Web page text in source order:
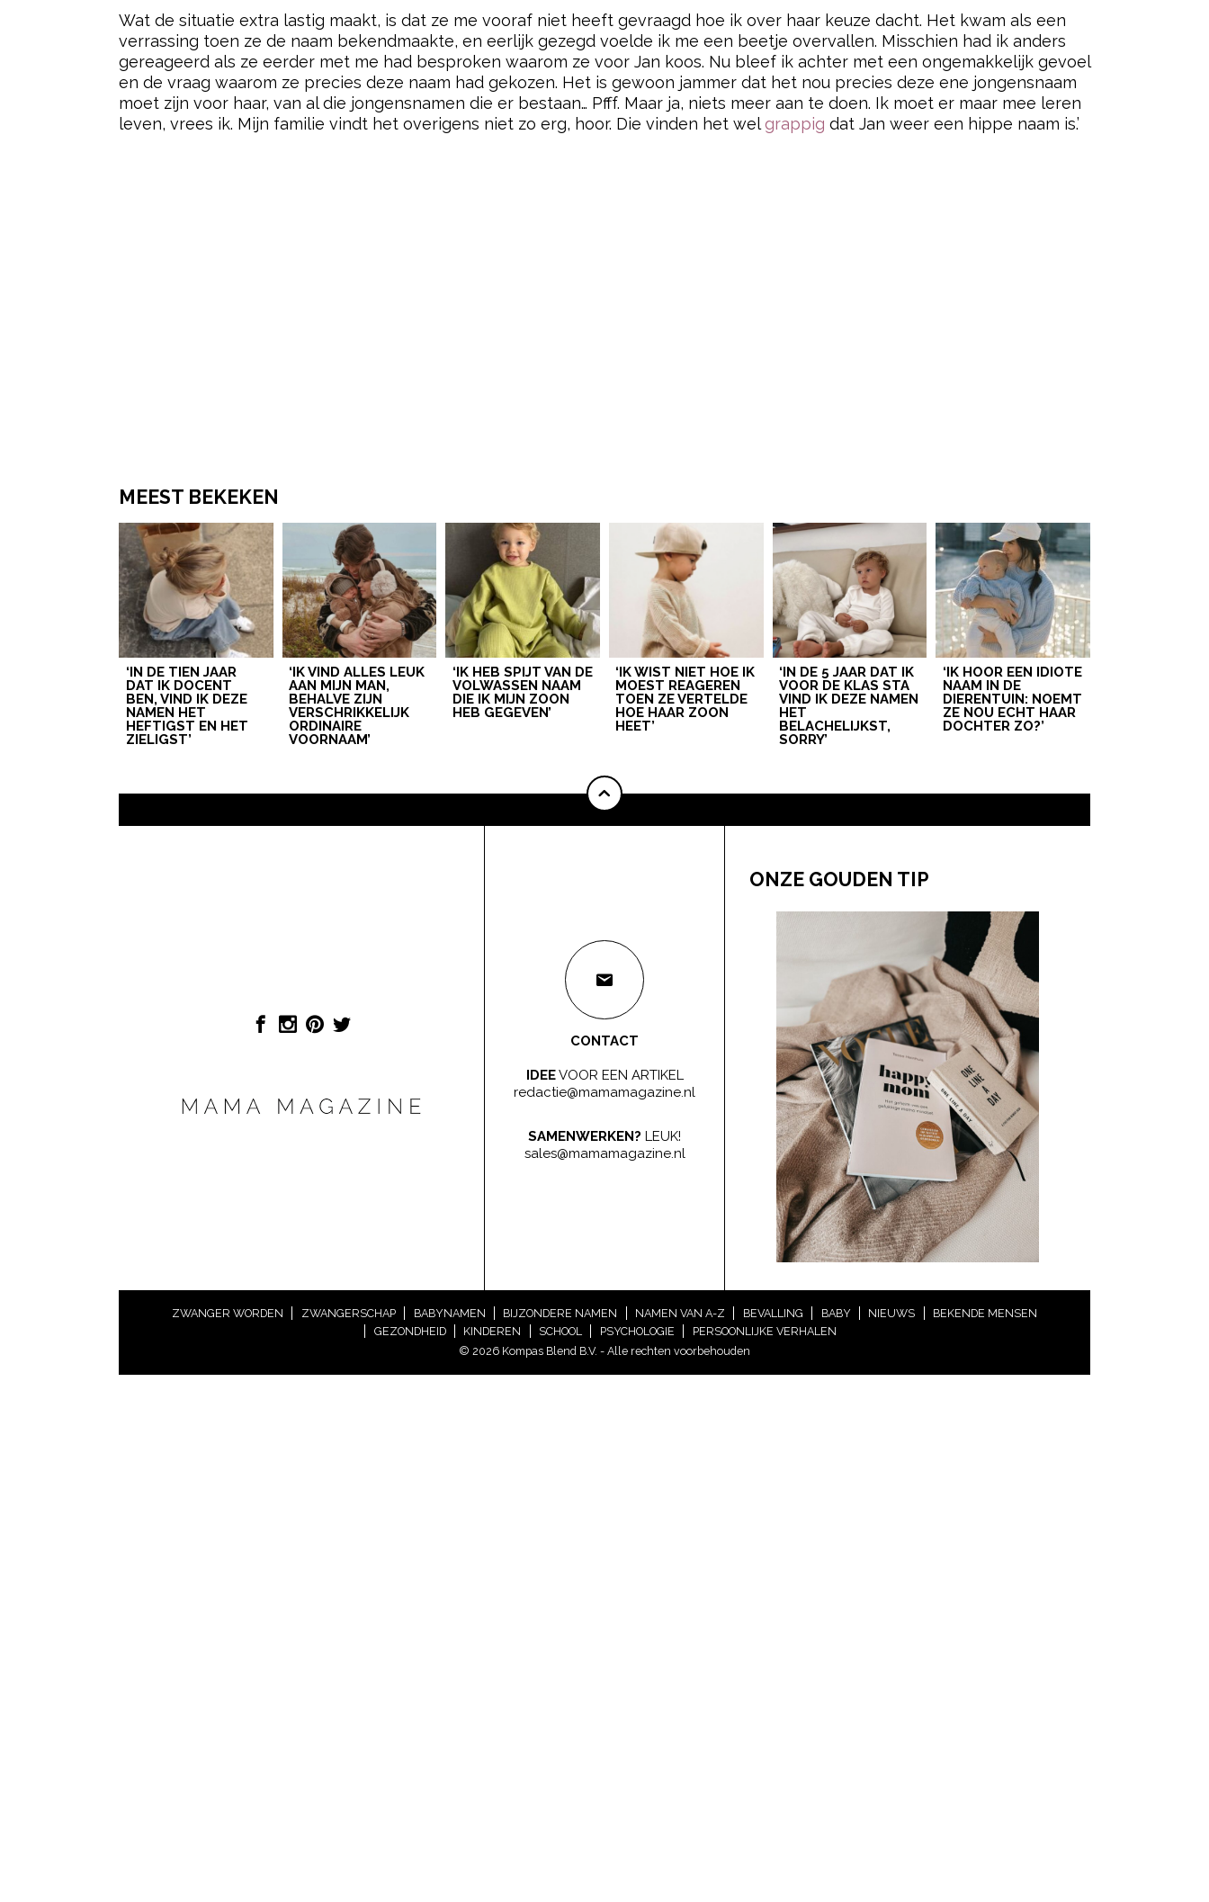
Wat de situatie extra lastig maakt, is dat ze me vooraf niet heeft gevraagd hoe ik over haar keuze dacht. Het kwam als een
verrassing toen ze de naam bekendmaakte, en eerlijk gezegd voelde ik me een beetje overvallen. Misschien had ik anders
gereageerd als ze eerder met me had besproken waarom ze voor Jan koos. Nu bleef ik achter met een ongemakkelijk gevoel
en de vraag waarom ze precies deze naam had gekozen. Het is gewoon jammer dat het nou precies deze ene jongensnaam
moet zijn voor haar, van al die jongensnamen die er bestaan… Pfff. Maar ja, niets meer aan te doen. Ik moet er maar mee leren
leven, vrees ik. Mijn familie vindt het overigens niet zo erg, hoor. Die vinden het welgrappig dat Jan weer een hippe naam is.’
MEEST BEKEKEN
‘IN DE TIEN JAAR
DAT IK DOCENT
BEN, VIND IK DEZE
NAMEN HET
HEFTIGST EN HET
ZIELIGST’
‘IK VIND ALLES LEUK
AAN MIJN MAN,
BEHALVE ZIJN
VERSCHRIKKELIJK
ORDINAIRE
VOORNAAM’
‘IK HEB SPIJT VAN DE
VOLWASSEN NAAM
DIE IK MIJN ZOON
HEB GEGEVEN’
‘IK WIST NIET HOE IK
MOEST REAGEREN
TOEN ZE VERTELDE
HOE HAAR ZOON
HEET’
‘IN DE 5 JAAR DAT IK
VOOR DE KLAS STA
VIND IK DEZE NAMEN
HET
BELACHELIJKST,
SORRY’
‘IK HOOR EEN IDIOTE
NAAM IN DE
DIERENTUIN: NOEMT
ZE NOU ECHT HAAR
DOCHTER ZO?’
CONTACT
IDEEVOOR EEN ARTIKEL
redactie@mamamagazine.nl
SAMENWERKEN? LEUK!
sales@mamamagazine.nl
ONZE GOUDEN TIP
ZWANGER WORDEN ZWANGERSCHAP BABYNAMEN BIJZONDERE NAMEN NAMEN VAN A-Z BEVALLING BABY NIEUWS
BEKENDE MENSEN
GEZONDHEID
KINDEREN SCHOOL PSYCHOLOGIE
PERSOONLIJKE VERHALEN
© 2026 Kompas Blend B.V. - Alle rechten voorbehouden